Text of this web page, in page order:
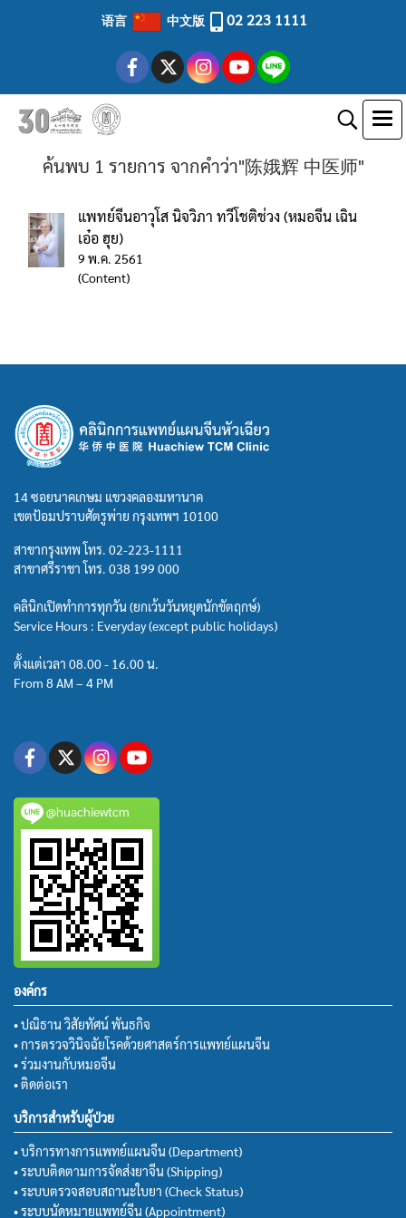
语言 中文版 02 223 1111
ค้นพบ 1 รายการ จากคำว่า"陈娥辉 中医师"
แพทย์จีนอาวุโส นิจวิภา ทวีโชติช่วง (หมอจีน เฉิน
เอ๋อ ฮุย)
9 พ.ค. 2561
(Content)
14 ซอยนาคเกษม แขวงคลองมหานาค
เขตป้อมปราบศัตรูพ่าย กรุงเทพฯ 10100
สาขากรุงเทพ โทร. 02-223-1111
สาขาศรีราชา โทร. 038 199 000
คลินิกเปิดทำการทุกวัน (ยกเว้นวันหยุดนักขัตฤกษ์)
Service Hours : Everyday (except public holidays)
ตั้งแต่เวลา 08.00 - 16.00 น.
From 8 AM – 4 PM
@huachiewtcm
องค์กร
• ปณิธาน วิสัยทัศน์ พันธกิจ
• การตรวจวินิจฉัยโรคด้วยศาสตร์การแพทย์แผนจีน
• ร่วมงานกับหมอจีน
• ติดต่อเรา
บริการสำหรับผู้ป่วย
• บริการทางการแพทย์แผนจีน (Department)
• ระบบติดตามการจัดส่งยาจีน (Shipping)
• ระบบตรวจสอบสถานะใบยา (Check Status)
• ระบบนัดหมายแพทย์จีน (Appointment)